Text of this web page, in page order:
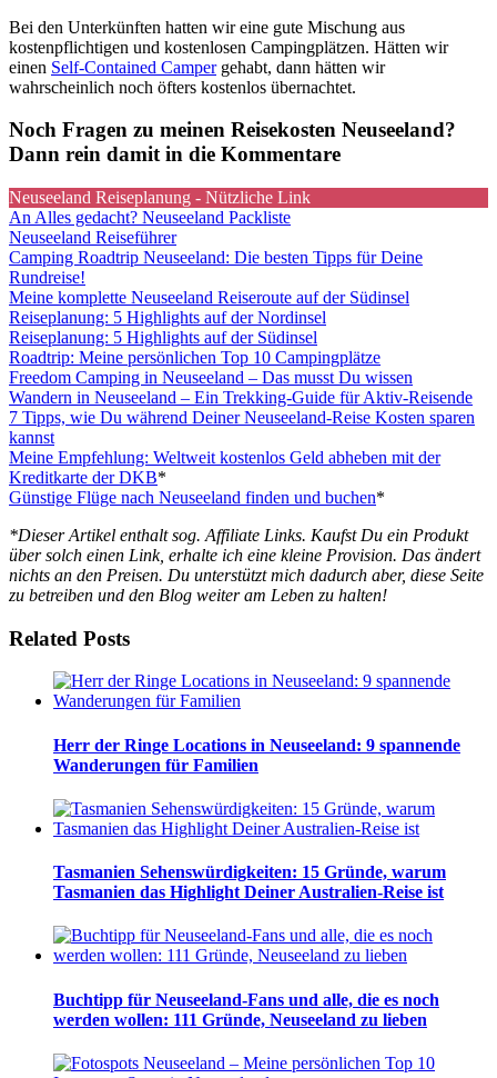
Bei den Unterkünften hatten wir eine gute Mischung aus
kostenpflichtigen und kostenlosen Campingplätzen. Hätten wir
einen Self-Contained Campergehabt, dann hätten wir
wahrscheinlich noch öfters kostenlos übernachtet.
Noch Fragen zu meinen Reisekosten Neuseeland?
Dann rein damit in die Kommentare
Neuseeland Reiseplanung - Nützliche Link
An Alles gedacht? Neuseeland Packliste
Neuseeland Reiseführer
Camping Roadtrip Neuseeland: Die besten Tipps für Deine
Rundreise!
Meine komplette Neuseeland Reiseroute auf der Südinsel
Reiseplanung: 5 Highlights auf der Nordinsel
Reiseplanung: 5 Highlights auf der Südinsel
Roadtrip: Meine persönlichen Top 10 Campingplätze
Freedom Camping in Neuseeland – Das musst Du wissen
Wandern in Neuseeland – Ein Trekking-Guide für Aktiv-Reisende
7 Tipps, wie Du während Deiner Neuseeland-Reise Kosten sparen
kannst
Meine Empfehlung: Weltweit kostenlos Geld abheben mit der
Kreditkarte der DKB*
Günstige Flüge nach Neuseeland finden und buchen*
*Dieser Artikel enthalt sog. Affiliate Links. Kaufst Du ein Produkt
über solch einen Link, erhalte ich eine kleine Provision. Das ändert
nichts an den Preisen. Du unterstützt mich dadurch aber, diese Seite
zu betreiben und den Blog weiter am Leben zu halten!
Related Posts
Herr der Ringe Locations in Neuseeland: 9 spannende
Wanderungen für Familien
Tasmanien Sehenswürdigkeiten: 15 Gründe, warum
Tasmanien das Highlight Deiner Australien-Reise ist
Buchtipp für Neuseeland-Fans und alle, die es noch
werden wollen: 111 Gründe, Neuseeland zu lieben